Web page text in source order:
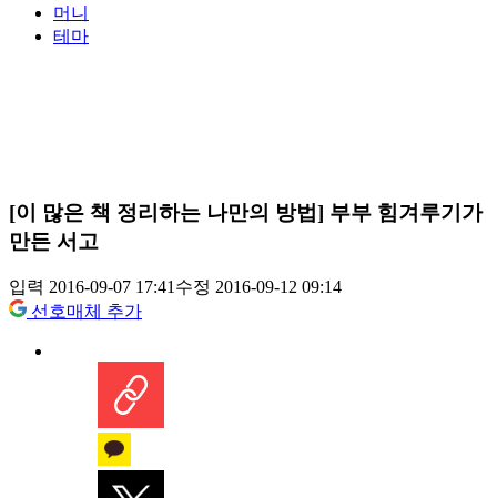
머니
테마
[이 많은 책 정리하는 나만의 방법] 부부 힘겨루기가
만든 서고
입력 2016-09-07 17:41수정 2016-09-12 09:14
선호매체 추가